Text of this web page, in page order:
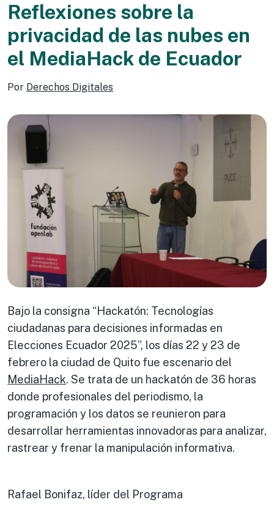
Reflexiones sobre la
privacidad de las nubes en
el MediaHack de Ecuador
Por Derechos Digitales
Bajo la consigna “Hackatón: Tecnologías
ciudadanas para decisiones informadas en
Elecciones Ecuador 2025”, los días 22 y 23 de
febrero la ciudad de Quito fue escenario del
MediaHack. Se trata de un hackatón de 36 horas
donde profesionales del periodismo, la
programación y los datos se reunieron para
desarrollar herramientas innovadoras para analizar,
rastrear y frenar la manipulación informativa.
Rafael Bonifaz, líder del Programa